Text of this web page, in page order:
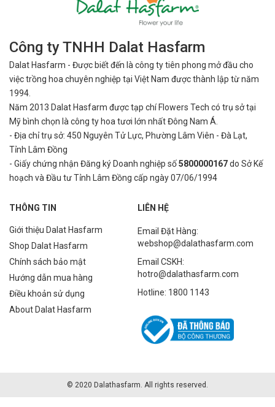
Công ty TNHH Dalat Hasfarm
Dalat Hasfarm - Được biết đến là công ty tiên phong mở đầu cho
việctrồng hoa chuyên nghiệp tại Việt Nam được thành lập từ năm
1994.
Năm 2013 Dalat Hasfarm được tạp chí Flowers Tech có trụ sở tại
Mỹ bình chọn là công ty hoa tươi lớn nhất Đông Nam Á.
- Địa chỉ trụ sở: 450 Nguyên Tử Lực, Phường Lâm Viên - Đà Lạt,
Tỉnh Lâm Đồng
- Giấy chứng nhận Đăng ký Doanh nghiệp số5800000167do Sở Kế
hoạch và Đầu tư Tỉnh Lâm Đồng cấp ngày 07/06/1994
THÔNG TIN
Giới thiệu Dalat Hasfarm
Shop Dalat Hasfarm
Chính sách bảo mật
Hướng dẫn mua hàng
Điều khoản sử dụng
About Dalat Hasfarm
LIÊN HỆ
Email Đặt Hàng:
webshop@dalathasfarm.com
Email CSKH:
hotro@dalathasfarm.com
Hotline: 1800 1143
© 2020 Dalathasfarm. All rights reserved.